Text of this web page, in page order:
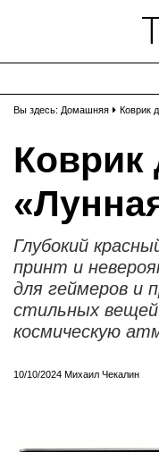
Вы здесь: Домашняя Коврик
Глубокий
принт и
для геймеров и
стильных
космическую
10/10/2024 Михаил Чекалин